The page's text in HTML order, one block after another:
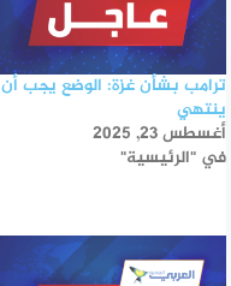
ترامب بشأن غزة: الوضع يجب أن
ينتهي
أغسطس 23, 2025
في "الرئيسية"